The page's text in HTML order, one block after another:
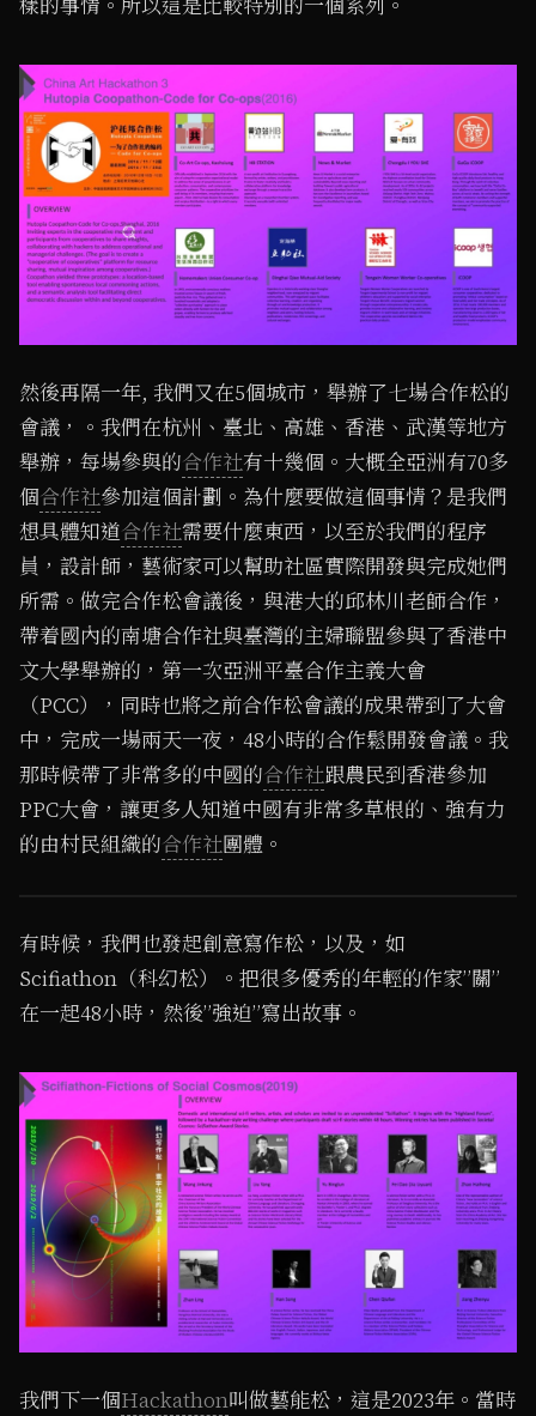
樣的事情。所以這是比較特別的一個系列。
然後再隔一年, 我們又在5個城市，舉辦了七場合作松的
會議，。我們在杭州、臺北、高雄、香港、武漢等地方
舉辦，每場參與的合作社有十幾個。大概全亞洲有70多
個合作社參加這個計劃。為什麼要做這個事情？是我們
想具體知道合作社需要什麼東西，以至於我們的程序
員，設計師，藝術家可以幫助社區實際開發與完成她們
所需。做完合作松會議後，與港大的邱林川老師合作，
帶着國內的南塘合作社與臺灣的主婦聯盟參與了香港中
文大學舉辦的，第一次亞洲平臺合作主義大會
（PCC），同時也將之前合作松會議的成果帶到了大會
中，完成一場兩天一夜，48小時的合作鬆開發會議。我
那時候帶了非常多的中國的合作社跟農民到香港參加
PPC大會，讓更多人知道中國有非常多草根的、強有力
的由村民組織的合作社團體。
有時候，我們也發起創意寫作松，以及，如
Scifiathon（科幻松）。把很多優秀的年輕的作家”關”
在一起48小時，然後”強迫”寫出故事。
我們下一個Hackathon叫做藝能松，這是2023年。當時